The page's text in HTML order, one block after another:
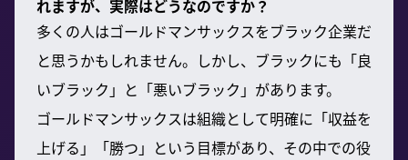
れますが、実際はどうなのですか？
多くの人はゴールドマンサックスをブラック企業だ
と思うかもしれません。しかし、ブラックにも「良
いブラック」と「悪いブラック」があります。
ゴールドマンサックスは組織として明確に「収益を
上げる」「勝つ」という目標があり、その中での役